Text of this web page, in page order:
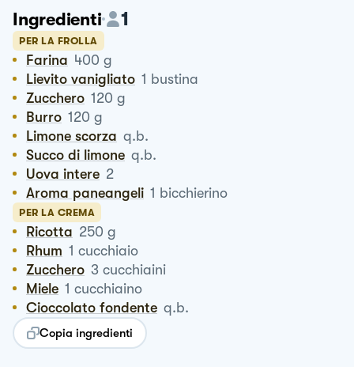
Ingredienti 1
PER LA FROLLA
Farina 400 g
Lievito vanigliato 1 bustina
Zucchero 120 g
Burro 120 g
Limone scorza q.b.
Succo di limone q.b.
Uova intere 2
Aroma paneangeli 1 bicchierino
PER LA CREMA
Ricotta 250 g
Rhum 1 cucchiaio
Zucchero 3 cucchiaini
Miele 1 cucchiaino
Cioccolato fondente q.b.
Copia ingredienti